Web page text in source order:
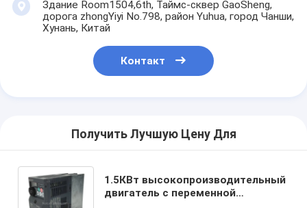
Здание Room1504,6th, Таймс-сквер GaoSheng,
дорога zhongYiyi No.798, район Yuhua, город Чанши,
Хунань, Китай
Контакт
Получить Лучшую Цену Для
1.5КВт высокопроизводительный
двигатель с переменной